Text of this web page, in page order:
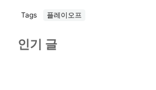
Tags 플레이오프
인기 글